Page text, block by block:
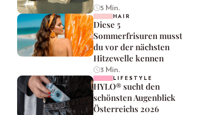
5 Min.
HAIR
Diese 5
Sommerfrisuren musst
du vor der nächsten
Hitzewelle kennen
3 Min.
LIFESTYLE
HYLO® sucht den
schönsten Augenblick
Österreichs 2026